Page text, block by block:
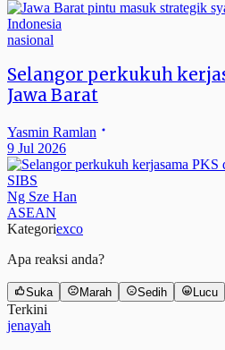
nasional
Selangor perkukuh
Jawa Barat
Yasmin Ramlan
9 Jul 2026
SIBS
Ng Sze Han
ASEAN
Kategoriexco
Apa reaksi anda?
Suka Marah Sedih Lucu
Terkini
jenayah